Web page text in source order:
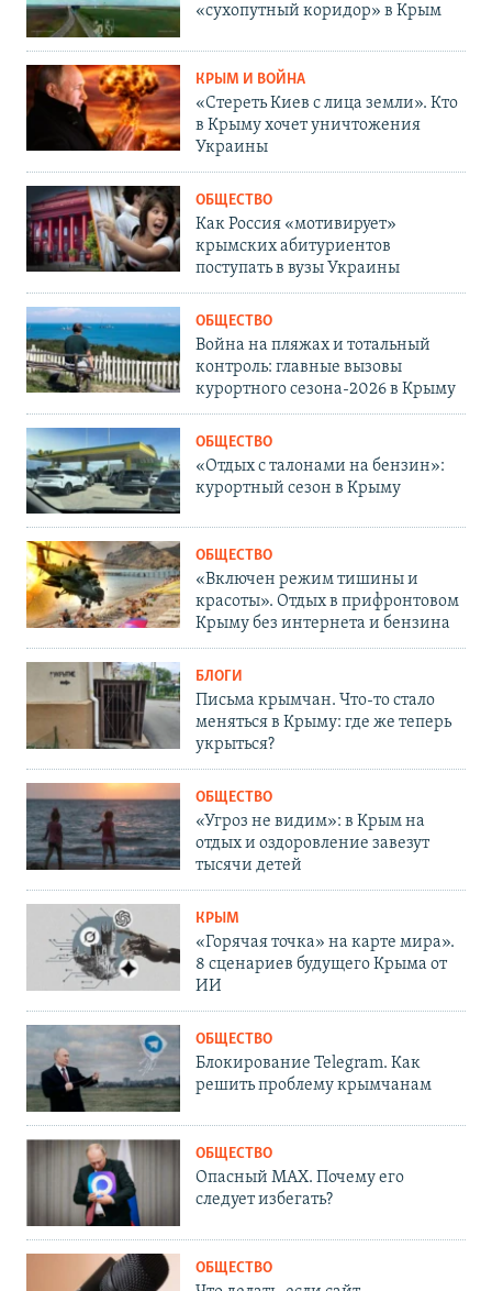
«сухопутный коридор» в Крым
КРЫМ И ВОЙНА
«Стереть Киев с лица земли». Кто
в Крыму хочет уничтожения
Украины
ОБЩЕСТВО
Как Россия «мотивирует»
крымских абитуриентов
поступать в вузы Украины
ОБЩЕСТВО
Война на пляжах и тотальный
контроль: главные вызовы
курортного сезона-2026 в Крыму
ОБЩЕСТВО
«Отдых с талонами на бензин»:
курортный сезон в Крыму
ОБЩЕСТВО
«Включен режим тишины и
красоты». Отдых в прифронтовом
Крыму без интернета и бензина
БЛОГИ
Письма крымчан. Что-то стало
меняться в Крыму: где же теперь
укрыться?
ОБЩЕСТВО
«Угроз не видим»: в Крым на
отдых и оздоровление завезут
тысячи детей
КРЫМ
«Горячая точка» на карте мира».
8 сценариев будущего Крыма от
ИИ
ОБЩЕСТВО
Блокирование Telegram. Как
решить проблему крымчанам
ОБЩЕСТВО
Опасный MAX. Почему его
следует избегать?
ОБЩЕСТВО